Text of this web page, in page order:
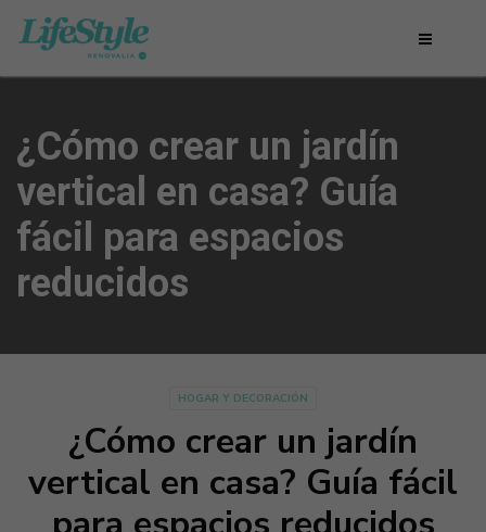
¿Cómo crear un jardín
vertical en casa? Guía
fácil para espacios
reducidos
HOGAR Y DECORACIÓN
¿Cómo crear un jardín
vertical en casa? Guía fácil